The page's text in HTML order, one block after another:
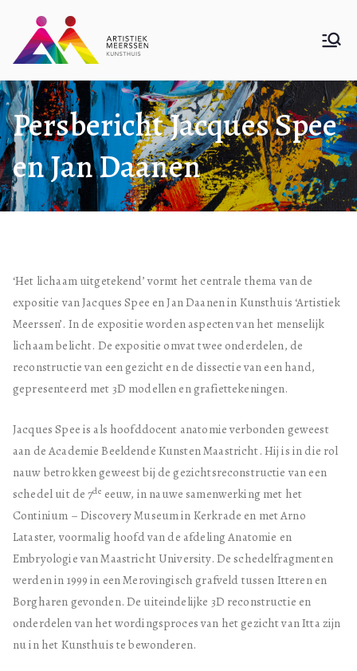
Artistiek
Meerssen
De website van Kunsthuis Artistiek
Persbericht Jacques Spee
en Jan Daanen
‘Het lichaam uitgetekend’ vormt het centrale thema van de
expositie van Jacques Spee en Jan Daanen in Kunsthuis ‘Artistiek
Meerssen’. In de expositie worden aspecten van het menselijk
lichaam belicht. De expositie omvat twee onderdelen, de
reconstructie van een gezicht en de dissectie van een hand,
gepresenteerd met 3D modellen en grafiettekeningen.
Jacques Spee is als hoofddocent anatomie verbonden geweest
aan de Academie Beeldende Kunsten Maastricht. Hij is in die rol
nauw betrokken geweest bij de gezichtsreconstructie van een
schedel uit de 7de eeuw, in nauwe samenwerking met het
Continium – Discovery Museum in Kerkrade en met Arno
Lataster, voormalig hoofd van de afdeling Anatomie en
Embryologie van Maastricht University. De schedelfragmenten
werden in 1999 in een Merovingisch grafveld tussen Itteren en
Borgharen gevonden. De uiteindelijke 3D reconstructie en
onderdelen van het wordingsproces van het gezicht van Itta zijn
nu in het Kunsthuis te bewonderen.